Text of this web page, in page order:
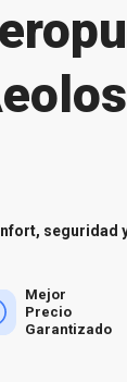
seguridad
Mejor
Precio
Garantizado